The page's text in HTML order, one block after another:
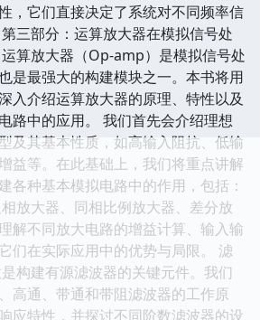
，它们直接决定了系统对不同频率信
三部分：运算放大器在模拟信号处
算放大器（Op-amp）是模拟信号处
是最强大的构建模块之一。本书将用
入介绍运算放大器的原理、特性以及
路中的应用。 我们首先会介绍理想
及其基本性质，如高输入阻抗、低输
益等。在此基础上，我们将重点讲解
各种基本模拟电路中的作用，包括：
放大器、同相比例放大器、差分放
解不同放大电路的增益计算、输入输
们在实际应用中的优势与局限。 滤
构建有源滤波器的关键元件。我们
高通、带通和带阻滤波器的工作原
应特性，并探讨不同阶数滤波器的设